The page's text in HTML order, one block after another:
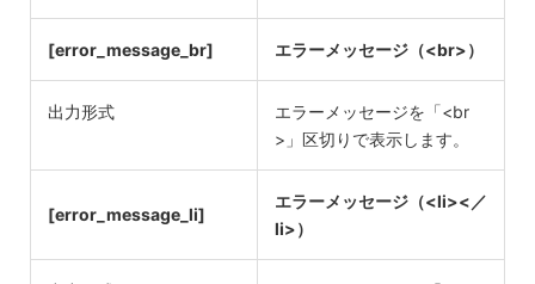
[error_message_br] エラーメッセージ（<br>）
出力形式
エラーメッセージを「<br
>」区切りで表示します。
[error_message_li]
エラーメッセージ（<li><／
li>）